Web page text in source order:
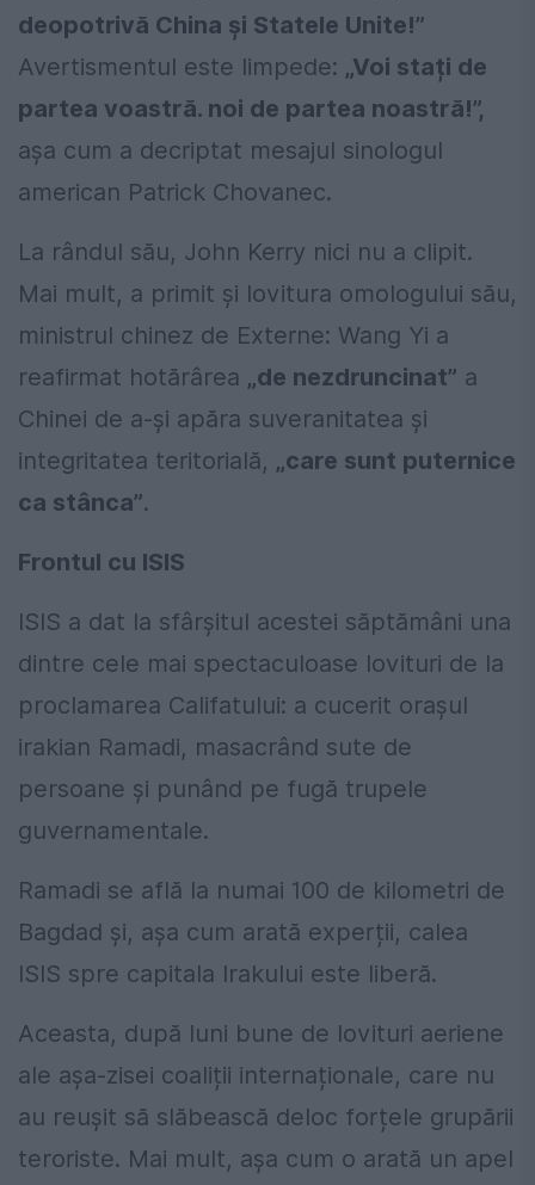
deopotrivă China și Statele Unite!”
Avertismentul este limpede: „Voi stați de
partea voastră. noi de partea noastră!”,
așa cum a decriptat mesajul sinologul
american Patrick Chovanec.
La rândul său, John Kerry nici nu a clipit.
Mai mult, a primit și lovitura omologului său,
ministrul chinez de Externe: Wang Yi a
reafirmat hotărârea „de nezdruncinat” a
Chinei de a-și apăra suveranitatea și
integritatea teritorială, „care sunt puternice
ca stânca”.
Frontul cu ISIS
ISIS a dat la sfârșitul acestei săptămâni una
dintre cele mai spectaculoase lovituri de la
proclamarea Califatului: a cucerit orașul
irakian Ramadi, masacrând sute de
persoane și punând pe fugă trupele
guvernamentale.
Ramadi se află la numai 100 de kilometri de
Bagdad și, așa cum arată experții, calea
ISIS spre capitala Irakului este liberă.
Aceasta, după luni bune de lovituri aeriene
ale așa-zisei coaliții internaționale, care nu
au reușit să slăbească deloc forțele grupării
teroriste. Mai mult, așa cum o arată un apel